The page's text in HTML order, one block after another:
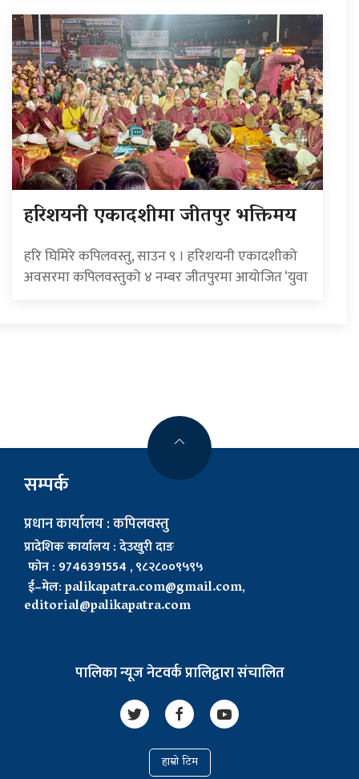
हरिशयनी एकादशीमा जीतपुर भक्तिमय
हरि घिमिरे कपिलवस्तु, साउन ९ । हरिशयनी एकादशीको
अवसरमा कपिलवस्तुको ४ नम्बर जीतपुरमा आयोजित ‘युवा
सम्पर्क
प्रधान कार्यालय : कपिलवस्तु
प्रादेशिक कार्यालय : देउखुरी दाङ
फोन : 9746391554 , ९८२८००९५९५
ई–मेल:palikapatra.com@gmail.com,
editorial@palikapatra.com
पालिका न्यूज नेटवर्क प्रालिद्वारा संचालित
हाम्रो टिम